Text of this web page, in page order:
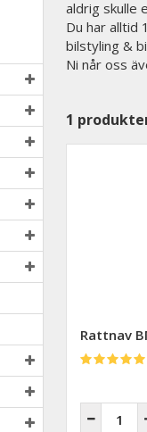
aldrig skulle
Du har alltid
bilstyling &
Ni når oss
1
Rattnav